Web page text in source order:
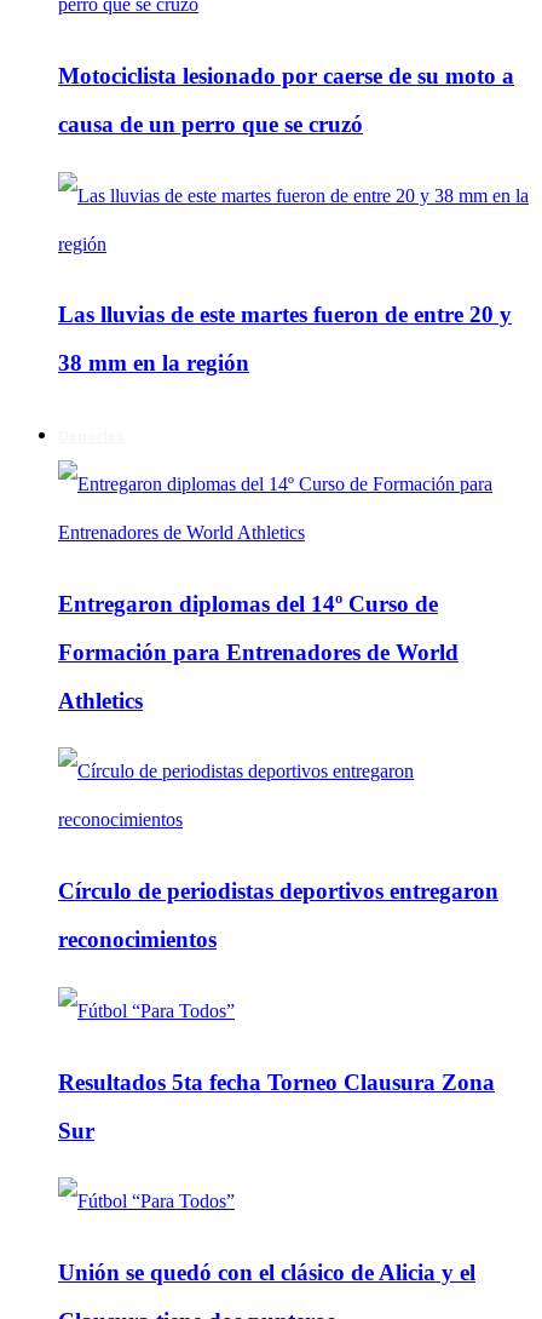
Motociclista lesionado por caerse de su moto a
causa de un perro que se cruzó
Las lluvias de este martes fueron de entre 20 y
38 mm en la región
Entregaron diplomas del 14º Curso de
Formación para Entrenadores de World
Athletics
Círculo de periodistas deportivos entregaron
reconocimientos
Resultados 5ta fecha Torneo Clausura Zona
Sur
Unión se quedó con el clásico de Alicia y el